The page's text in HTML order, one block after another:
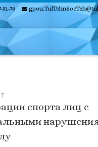
51-78
спорта лиц с